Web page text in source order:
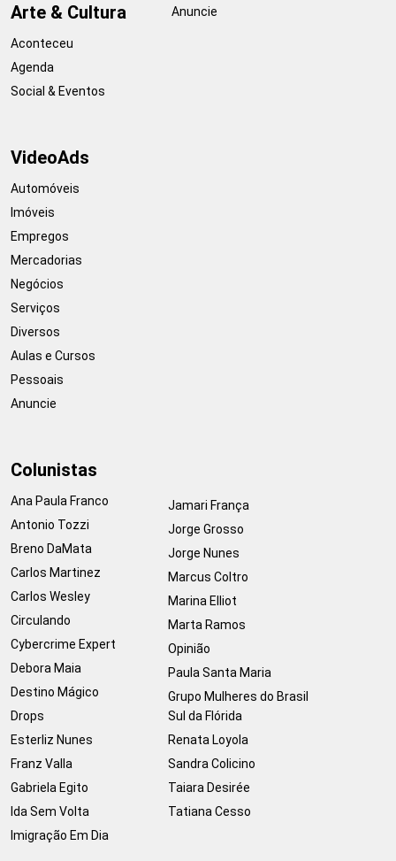
Arte & Cultura
Aconteceu
Agenda
Social & Eventos
Anuncie
VideoAds
Automóveis
Imóveis
Empregos
Mercadorias
Negócios
Serviços
Diversos
Aulas e Cursos
Pessoais
Anuncie
Colunistas
Ana Paula Franco
Antonio Tozzi
Breno DaMata
Carlos Martinez
Carlos Wesley
Circulando
Cybercrime Expert
Debora Maia
Destino Mágico
Drops
Esterliz Nunes
Franz Valla
Gabriela Egito
Ida Sem Volta
Imigração Em Dia
Jamari França
Jorge Grosso
Jorge Nunes
Marcus Coltro
Marina Elliot
Marta Ramos
Opinião
Paula Santa Maria
Grupo Mulheres do Brasil
Sul da Flórida
Renata Loyola
Sandra Colicino
Taiara Desirée
Tatiana Cesso